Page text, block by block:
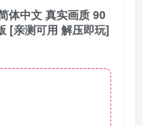
体中文 真实画质 90
[亲测可用 解压即玩]